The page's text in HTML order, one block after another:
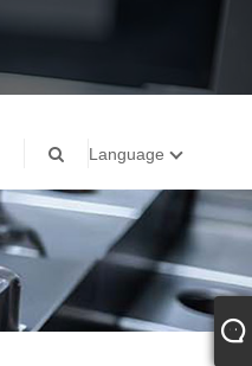
Language